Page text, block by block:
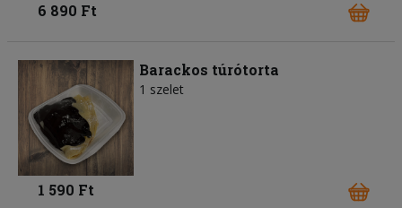
6 890 Ft
Barackos túrótorta
1 szelet
1 590 Ft